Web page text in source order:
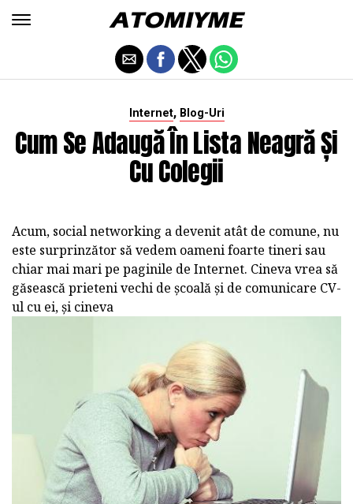
Internet, Blog-Uri
Cum Se Adaugă În Lista Neagră Și
Cu Colegii
Acum, social networking a devenit atât de comune, nu
este surprinzător să vedem oameni foarte tineri sau
chiar mai mari pe paginile de Internet. Cineva vrea să
găsească prieteni vechi de școală și de comunicare CV-
ul cu ei, și cineva